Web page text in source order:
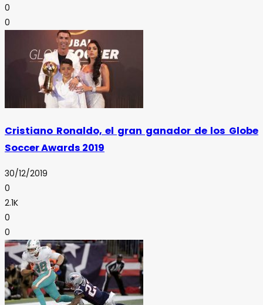
0
0
Cristiano Ronaldo, el gran ganador de los Globe
Soccer Awards 2019
30/12/2019
0
2.1K
0
0